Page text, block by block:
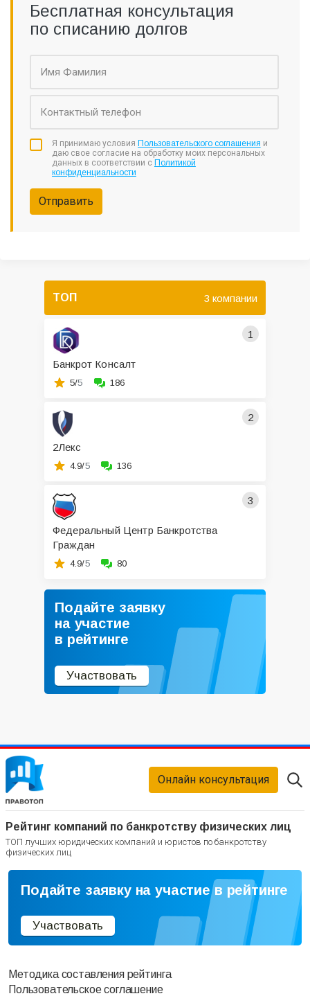
Бесплатная консультация
по списанию долгов
Я принимаю условия Пользовательского соглашения и
даю свое согласие на обработку моих персональных
данных в соответствии с Политикой
конфиденциальности
Отправить
ТОП 3 компании
1
Банкрот Консалт
5/5 186
2
2Лекс
4.9/5 136
3
Федеральный Центр Банкротства
Граждан
4.9/5 80
Подайте заявку
на участие
в рейтинге
Участвовать
Рейтинг компаний по банкротству физических лиц
ТОП лучших юридических компаний и юристов по банкротству
физических лиц
Онлайн консультация
Подайте заявку на участие в рейтинге
Участвовать
Методика составления рейтинга
Пользовательское соглашение